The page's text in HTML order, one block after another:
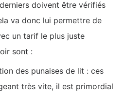
doivent être vérifiés
va donc lui permettre de
un tarif le plus juste
sont :
des punaises de lit : ces
très vite, il est primordial